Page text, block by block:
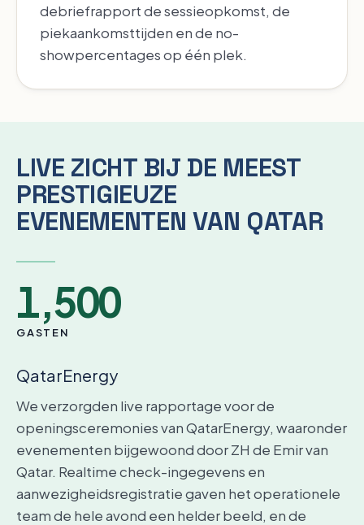
debriefrapport de sessieopkomst, de
piekaankomsttijden en de no-
showpercentages op één plek.
LIVE ZICHT BIJ DE MEEST
PRESTIGIEUZE
EVENEMENTEN VAN QATAR
1,500
GASTEN
QatarEnergy
We verzorgden live rapportage voor de
openingsceremonies van QatarEnergy, waaronder
evenementen bijgewoond door ZH de Emir van
Qatar. Realtime check-ingegevens en
aanwezigheidsregistratie gaven het operationele
team de hele avond een helder beeld, en de